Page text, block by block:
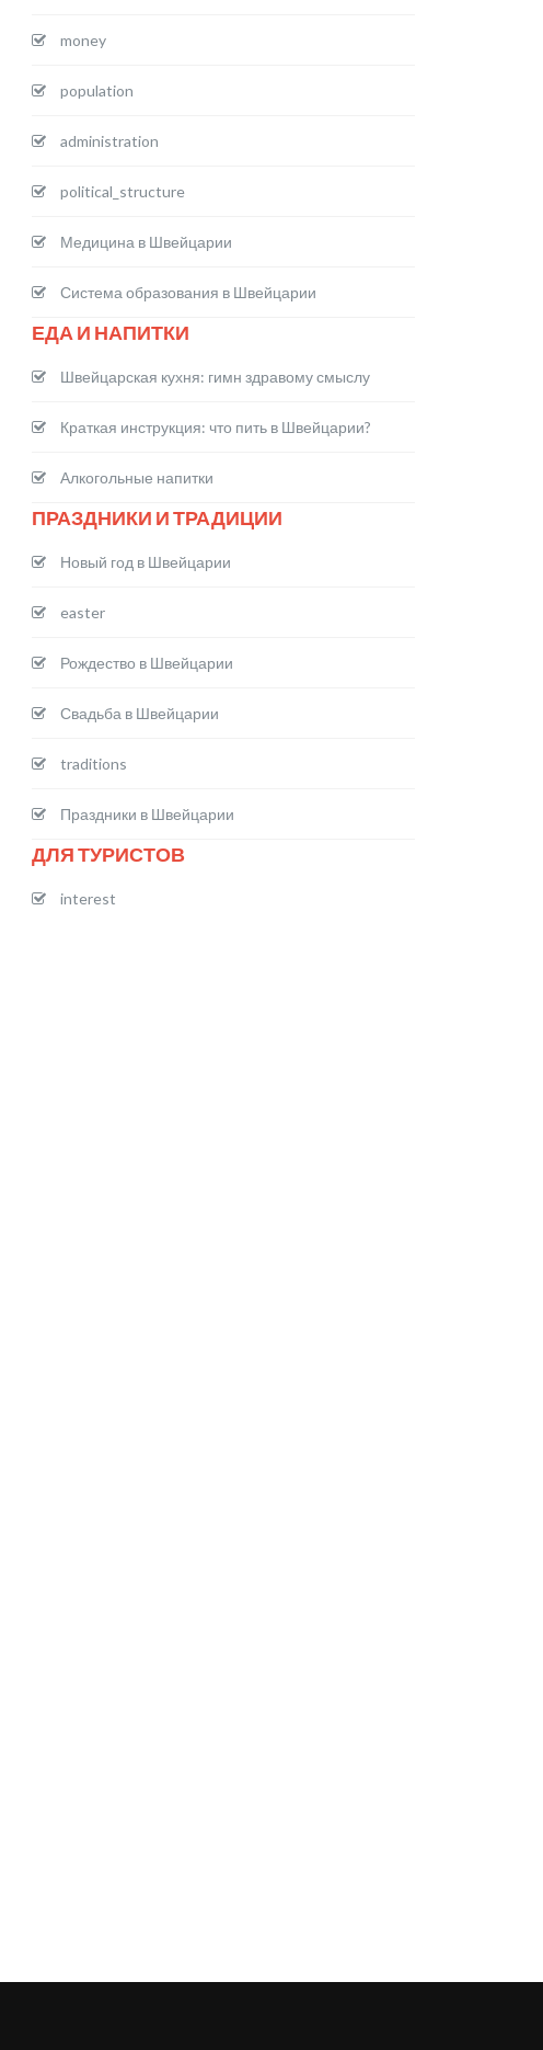
money
population
administration
political_structure
Медицина в Швейцарии
Система образования в Швейцарии
ЕДА И НАПИТКИ
Швейцарская кухня: гимн здравому смыслу
Краткая инструкция: что пить в Швейцарии?
Алкогольные напитки
ПРАЗДНИКИ И ТРАДИЦИИ
Новый год в Швейцарии
easter
Рождество в Швейцарии
Свадьба в Швейцарии
traditions
Праздники в Швейцарии
ДЛЯ ТУРИСТОВ
interest